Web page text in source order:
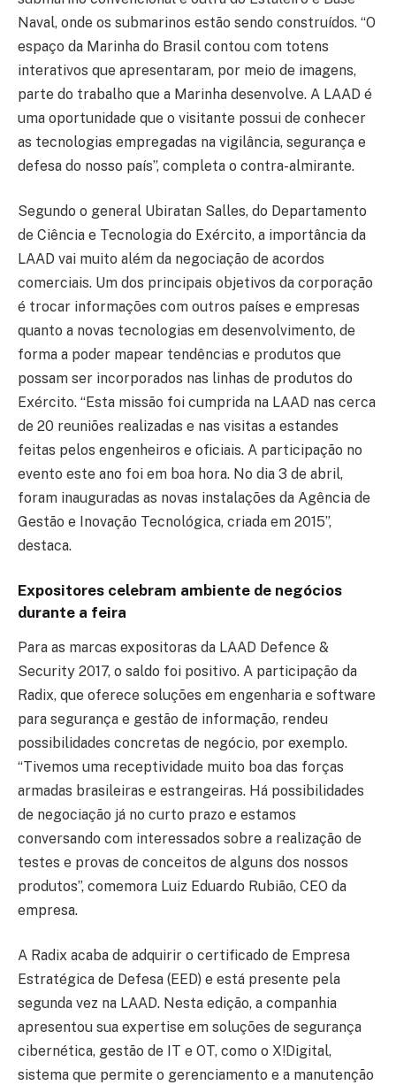
Naval, onde os submarinos estão sendo construídos. “O
espaço da Marinha do Brasil contou com totens
interativos que apresentaram, por meio de imagens,
parte do trabalho que a Marinha desenvolve. A LAAD é
uma oportunidade que o visitante possui de conhecer
as tecnologias empregadas na vigilância, segurança e
defesa do nosso país”, completa o contra-almirante.
Segundo o general Ubiratan Salles, do Departamento
de Ciência e Tecnologia do Exército, a importância da
LAAD vai muito além da negociação de acordos
comerciais. Um dos principais objetivos da corporação
é trocar informações com outros países e empresas
quanto a novas tecnologias em desenvolvimento, de
forma a poder mapear tendências e produtos que
possam ser incorporados nas linhas de produtos do
Exército. “Esta missão foi cumprida na LAAD nas cerca
de 20 reuniões realizadas e nas visitas a estandes
feitas pelos engenheiros e oficiais. A participação no
evento este ano foi em boa hora. No dia 3 de abril,
foram inauguradas as novas instalações da Agência de
Gestão e Inovação Tecnológica, criada em 2015”,
destaca.
Expositores celebram ambiente de negócios
durante a feira
Para as marcas expositoras da LAAD Defence &
Security 2017, o saldo foi positivo. A participação da
Radix, que oferece soluções em engenharia e software
para segurança e gestão de informação, rendeu
possibilidades concretas de negócio, por exemplo.
“Tivemos uma receptividade muito boa das forças
armadas brasileiras e estrangeiras. Há possibilidades
de negociação já no curto prazo e estamos
conversando com interessados sobre a realização de
testes e provas de conceitos de alguns dos nossos
produtos”, comemora Luiz Eduardo Rubião, CEO da
empresa.
A Radix acaba de adquirir o certificado de Empresa
Estratégica de Defesa (EED) e está presente pela
segunda vez na LAAD. Nesta edição, a companhia
apresentou sua expertise em soluções de segurança
cibernética, gestão de IT e OT, como o X!Digital,
sistema que permite o gerenciamento e a manutenção